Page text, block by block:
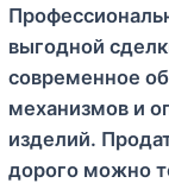
выгодной
современное
механизмов и
изделий.
дорого можно